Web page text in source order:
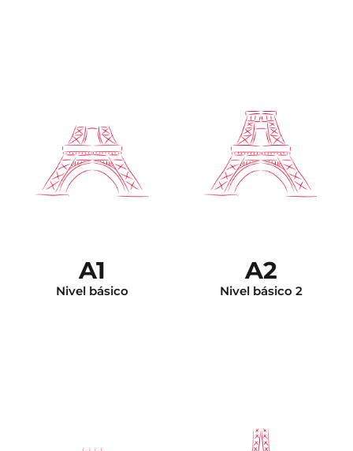
A1
Nivel básico
A2
Nivel básico 2
Nivel independiente.
Puede entender y
participar en una
discusión, dar su opinión,
Puede argumentar para
dar su opinión,
desarrollar su punto de
vista y sus conocimientos